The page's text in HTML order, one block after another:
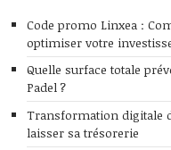
Code promo Linxea :
optimiser votre
Quelle surface totale
Padel ?
Transformation digitale
laisser sa trésorerie